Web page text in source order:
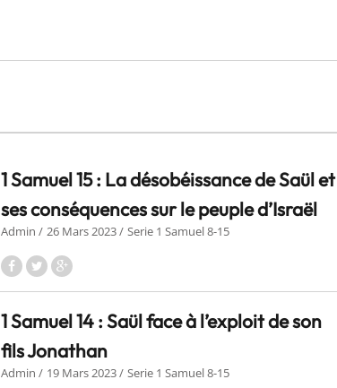
1 Samuel 15 : La désobéissance de Saül et
ses conséquences sur le peuple d’Israël
Admin 26 Mars 2023 Serie 1 Samuel 8-15
1 Samuel 14 : Saül face à l’exploit de son
fils Jonathan
Admin 19 Mars 2023 Serie 1 Samuel 8-15